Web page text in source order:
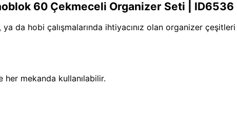
60 Çekmeceli Organizer Seti | ID6536 |
da hobi çalışmalarında ihtiyacınız olan organizer çeşitleri
her mekanda kullanılabilir.